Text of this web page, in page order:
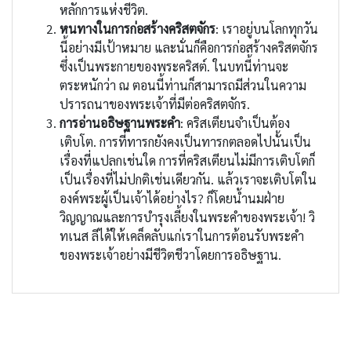
หลักการแห่งชีวิต.
หนทางในการก่อสร้างคริสตจักร: เราอยู่บนโลกทุกวัน
นี้อย่างมีเป้าหมาย และนั่นก็คือการก่อสร้างคริสตจักร
ซึ่งเป็นพระกายของพระคริสต์. ในบทนี้ท่านจะ
ตระหนักว่า ณ ตอนนี้ท่านก็สามารถมีส่วนในความ
ปรารถนาของพระเจ้าที่มีต่อคริสตจักร.
การอ่านอธิษฐานพระคำ: คริสเตียนจำเป็นต้อง
เติบโต. การที่ทารกยังคงเป็นทารกตลอดไปนั้นเป็น
เรื่องที่แปลกเช่นใด การที่คริสเตียนไม่มีการเติบโตก็
เป็นเรื่องที่ไม่ปกติเช่นเดียวกัน. แล้วเราจะเติบโตใน
องค์พระผู้เป็นเจ้าได้อย่างไร? ก็โดยน้ำนมฝ่าย
วิญญาณและการบำรุงเลี้ยงในพระคำของพระเจ้า! วิ
ทเนส ลีได้ให้เคล็ดลับแก่เราในการต้อนรับพระคำ
ของพระเจ้าอย่างมีชีวิตชีวาโดยการอธิษฐาน.